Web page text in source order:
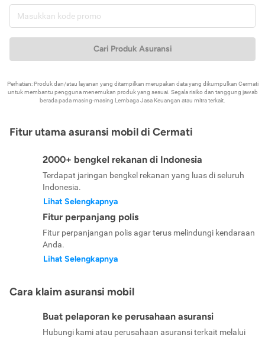
Cari Produk Asuransi
Perhatian: Produk dan/atau layanan yang ditampilkan merupakan data yang dikumpulkan Cermati
untuk membantu pengguna menemukan produk yang sesuai. Segala risiko dan tanggung jawab
berada pada masing-masing Lembaga Jasa Keuangan atau mitra terkait.
Fitur utama asuransi mobil di Cermati
2000+ bengkel rekanan di Indonesia
Terdapat jaringan bengkel rekanan yang luas di seluruh
Indonesia.
Lihat Selengkapnya
Fitur perpanjang polis
Fitur perpanjangan polis agar terus melindungi kendaraan
Anda.
Lihat Selengkapnya
Cara klaim asuransi mobil
Buat pelaporan ke perusahaan asuransi
Hubungi kami atau perusahaan asuransi terkait melalui